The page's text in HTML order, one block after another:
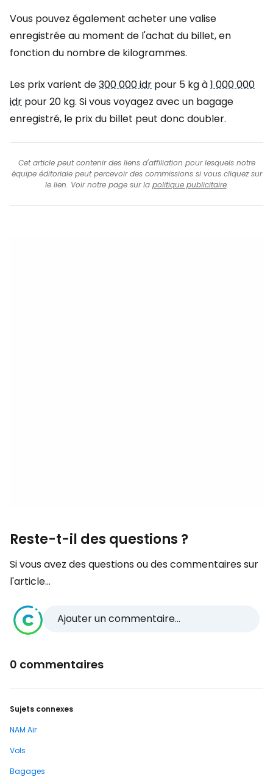
Vous pouvez également acheter une valise
enregistrée au moment de l'achat du billet, en
fonction du nombre de kilogrammes.
Les prix varient de300 000 idr pour 5 kg à1 000 000
idr pour 20 kg. Si vous voyagez avec un bagage
enregistré, le prix du billet peut donc doubler.
Cet article peut contenir des liens d'affiliation pour lesquels notre
équipe éditoriale peut percevoir des commissions si vous cliquez sur
le lien. Voir notre page sur la politique publicitaire.
Reste-t-il des questions ?
Si vous avez des questions ou des commentaires sur
l'article...
Ajouter un commentaire...
0 commentaires
Sujets connexes
NAM Air
Vols
Bagages